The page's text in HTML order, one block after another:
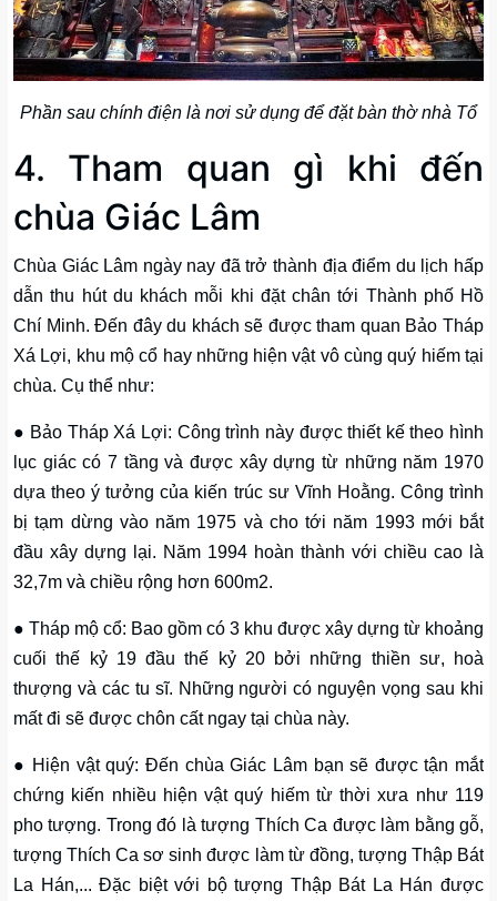
Phần sau chính điện là nơi sử dụng để đặt bàn thờ nhà Tổ
4. Tham quan gì khi đến
chùa Giác Lâm
Chùa Giác Lâm ngày nay đã trở thành địa điểm du lịch hấp
dẫn thu hút du khách mỗi khi đặt chân tới Thành phố Hồ
Chí Minh. Đến đây du khách sẽ được tham quan Bảo Tháp
Xá Lợi, khu mộ cổ hay những hiện vật vô cùng quý hiếm tại
chùa. Cụ thể như:
● Bảo Tháp Xá Lợi: Công trình này được thiết kế theo hình
lục giác có 7 tầng và được xây dựng từ những năm 1970
dựa theo ý tưởng của kiến trúc sư Vĩnh Hoằng. Công trình
bị tạm dừng vào năm 1975 và cho tới năm 1993 mới bắt
đầu xây dựng lại. Năm 1994 hoàn thành với chiều cao là
32,7m và chiều rộng hơn 600m2.
● Tháp mộ cổ: Bao gồm có 3 khu được xây dựng từ khoảng
cuối thế kỷ 19 đầu thế kỷ 20 bởi những thiền sư, hoà
thượng và các tu sĩ. Những người có nguyện vọng sau khi
mất đi sẽ được chôn cất ngay tại chùa này.
● Hiện vật quý: Đến chùa Giác Lâm bạn sẽ được tận mắt
chứng kiến nhiều hiện vật quý hiếm từ thời xưa như 119
pho tượng. Trong đó là tượng Thích Ca được làm bằng gỗ,
tượng Thích Ca sơ sinh được làm từ đồng, tượng Thập Bát
La Hán,... Đặc biệt với bộ tượng Thập Bát La Hán được